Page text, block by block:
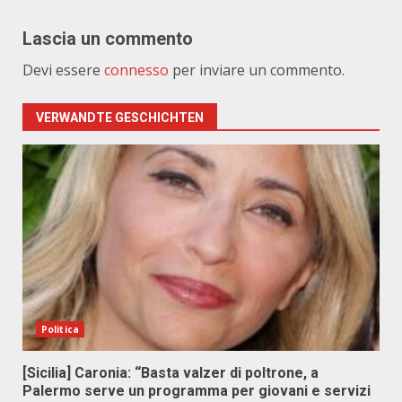
Lascia un commento
Devi essere connesso per inviare un commento.
VERWANDTE GESCHICHTEN
Politica
[Sicilia] Caronia: “Basta valzer di poltrone, a
Palermo serve un programma per giovani e servizi